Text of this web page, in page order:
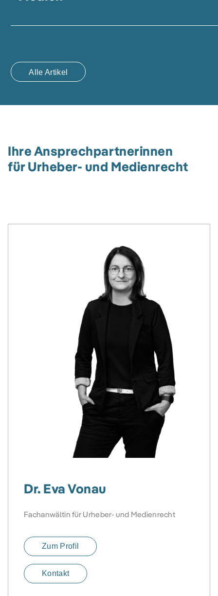
Alle Artikel
Ihre Ansprechpartnerinnen
für Urheber- und Medienrecht
Dr. Eva Vonau
Fachanwältin für Urheber- und Medienrecht
Zum Profil
Kontakt